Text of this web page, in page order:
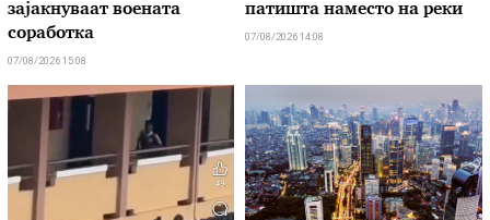
зајакнуваат воената
соработка
07/08/2026 15:08
патишта наместо на реки
07/08/2026 14:08